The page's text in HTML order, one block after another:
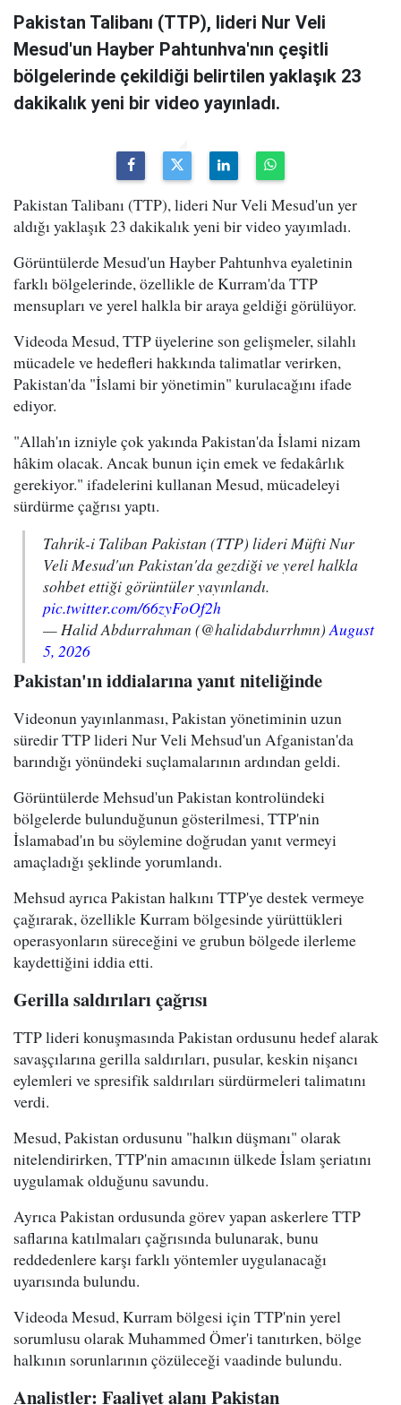
Pakistan Talibanı (TTP), lideri Nur Veli
Mesud'un Hayber Pahtunhva'nın çeşitli
bölgelerinde çekildiği belirtilen yaklaşık 23
dakikalık yeni bir video yayınladı.
Pakistan Talibanı (TTP), lideri Nur Veli Mesud'un yer
aldığı yaklaşık 23 dakikalık yeni bir video yayımladı.
Görüntülerde Mesud'un Hayber Pahtunhva eyaletinin
farklı bölgelerinde, özellikle de Kurram'da TTP
mensupları ve yerel halkla bir araya geldiği görülüyor.
Videoda Mesud, TTP üyelerine son gelişmeler, silahlı
mücadele ve hedefleri hakkında talimatlar verirken,
Pakistan'da "İslami bir yönetimin" kurulacağını ifade
ediyor.
"Allah'ın izniyle çok yakında Pakistan'da İslami nizam
hâkim olacak. Ancak bunun için emek ve fedakârlık
gerekiyor." ifadelerini kullanan Mesud, mücadeleyi
sürdürme çağrısı yaptı.
Tahrik-i Taliban Pakistan (TTP) lideri Müfti Nur
Veli Mesud'un Pakistan'da gezdiği ve yerel halkla
sohbet ettiği görüntüler yayınlandı.
pic.twitter.com/66zyFoOf2h
— Halid Abdurrahman (@halidabdurrhmn)August
5, 2026
Pakistan'ın iddialarına yanıt niteliğinde
Videonun yayınlanması, Pakistan yönetiminin uzun
süredir TTP lideri Nur Veli Mehsud'un Afganistan'da
barındığı yönündeki suçlamalarının ardından geldi.
Görüntülerde Mehsud'un Pakistan kontrolündeki
bölgelerde bulunduğunun gösterilmesi, TTP'nin
İslamabad'ın bu söylemine doğrudan yanıt vermeyi
amaçladığı şeklinde yorumlandı.
Mehsud ayrıca Pakistan halkını TTP'ye destek vermeye
çağırarak, özellikle Kurram bölgesinde yürüttükleri
operasyonların süreceğini ve grubun bölgede ilerleme
kaydettiğini iddia etti.
Gerilla saldırıları çağrısı
TTP lideri konuşmasında Pakistan ordusunu hedef alarak
savaşçılarına gerilla saldırıları, pusular, keskin nişancı
eylemleri ve spresifik saldırıları sürdürmeleri talimatını
verdi.
Mesud, Pakistan ordusunu "halkın düşmanı" olarak
nitelendirirken, TTP'nin amacının ülkede İslam şeriatını
uygulamak olduğunu savundu.
Ayrıca Pakistan ordusunda görev yapan askerlere TTP
saflarına katılmaları çağrısında bulunarak, bunu
reddedenlere karşı farklı yöntemler uygulanacağı
uyarısında bulundu.
Videoda Mesud, Kurram bölgesi için TTP'nin yerel
sorumlusu olarak Muhammed Ömer'i tanıtırken, bölge
halkının sorunlarının çözüleceği vaadinde bulundu.
Analistler: Faaliyet alanı Pakistan